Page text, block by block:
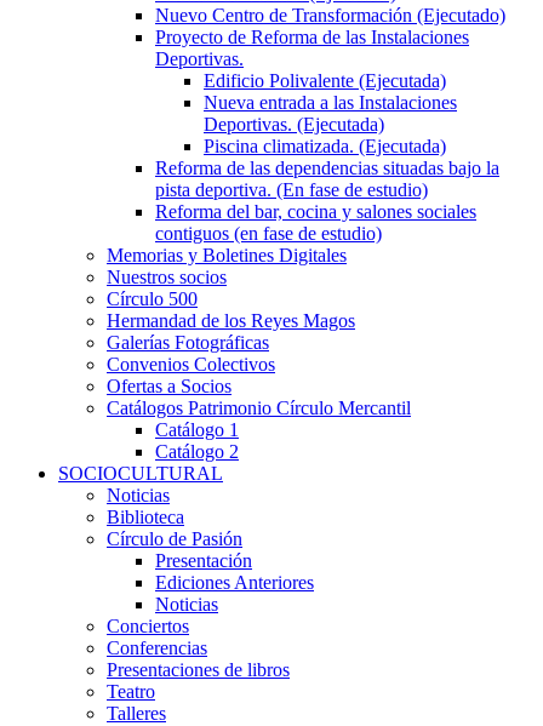
Nuevo Centro de Transformación (Ejecutado)
Proyecto de Reforma de las Instalaciones
Deportivas.
Edificio Polivalente (Ejecutada)
Nueva entrada a las Instalaciones
Deportivas. (Ejecutada)
Piscina climatizada. (Ejecutada)
Reforma de las dependencias situadas bajo la
pista deportiva. (En fase de estudio)
Reforma del bar, cocina y salones sociales
contiguos (en fase de estudio)
Memorias y Boletines Digitales
Nuestros socios
Círculo 500
Hermandad de los Reyes Magos
Galerías Fotográficas
Convenios Colectivos
Ofertas a Socios
Catálogos Patrimonio Círculo Mercantil
Catálogo 1
Catálogo 2
SOCIOCULTURAL
Noticias
Biblioteca
Círculo de Pasión
Presentación
Ediciones Anteriores
Noticias
Conciertos
Conferencias
Presentaciones de libros
Teatro
Talleres